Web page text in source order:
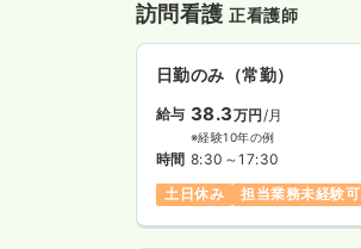
訪問看護正看護師
日勤のみ（常勤）
給与 38.3万円/月
※経験10年の例
時間 8:30～17:30
土日休み
担当業務未経験可